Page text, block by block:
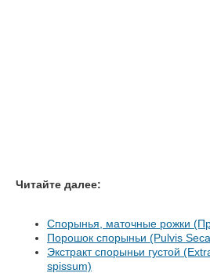
Читайте далее:
Спорынья, маточные рожки
Порошок спорыньи (Pulvis
Экстракт спорыньи густой
spissum)